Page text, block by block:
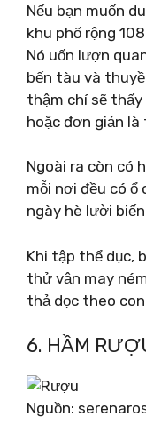
Nếu bạn muốn
khu phố rộng
Nó uốn lượn
bến tàu và
thậm chí sẽ
hoặc đơn giản
Ngoài ra còn có
mỗi nơi đều có
ngày hè lười
Khi tập thể dục,
thử vận ​​​​may
thả dọc theo
6. HẦM
Nguồn: